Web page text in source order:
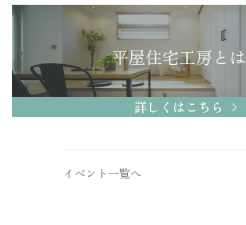
平屋住宅工房とは
詳しくはこちら
イベント一覧へ